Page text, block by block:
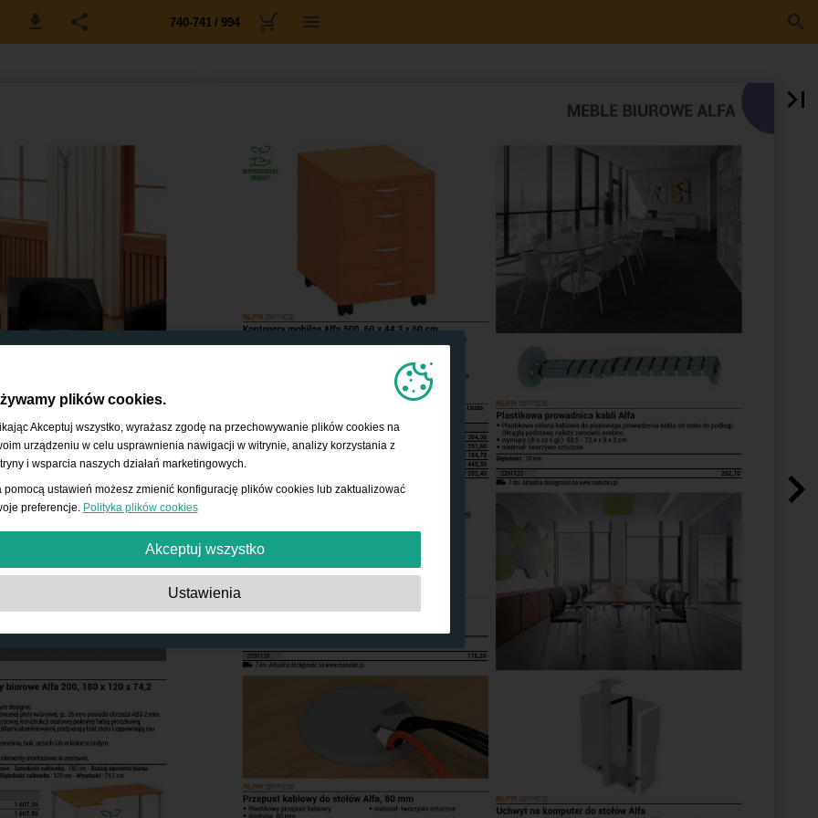
740-741 / 994
plików cookies.
Akceptuj wszystko, wyrażasz zgodę na przechowywanie plików cookies na
urządzeniu w celu usprawnienia nawigacji w witrynie, analizy korzystania z
i wsparcia naszych działań marketingowych.
pomocą ustawień możesz zmienić konfigurację plików cookies lub zaktualizować
preferencje. Polityka plików cookies
Akceptuj wszystko
Te pliki cookies są niezbędne do działania podstawowych
Te pliki cookies pozwalają nam zliczać wizyty i źródła ruchu, a także
wydajności. Wszystkie informacje są zagregowane i przez to anonimowe.
Funkcjonalność:Te pliki cookies umożliwiają stronie internetowej dostarczanie
ulepszonych funkcji i opcji osobistych. Na przykład wybór rozmiaru czcionki itp.
Reklama:Te pliki cookie służą do wyświetlania reklam bardziej dopasowanych do
Ciebie i Twoich zainteresowań. Nie przechowują danych osobowych, ale opierają
się na historii przeglądania.
Ustawienia